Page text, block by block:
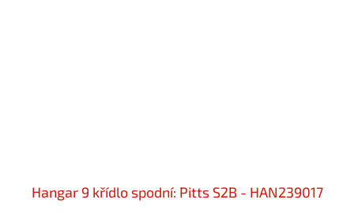
Hangar 9 křídlo spodní: Pitts S2B - HAN239017